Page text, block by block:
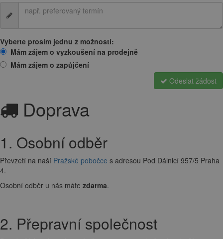
Vyberte prosím jednu z možností:
Mám zájem o vyzkoušení na prodejně
Mám zájem o zapůjčení
Odeslat žádost
Doprava
1. Osobní odběr
Převzetí na naší Pražské pobočce s adresou Pod Dálnicí 957/5 Praha
4.
Osobní odběr u nás máte zdarma.
2. Přepravní společnost